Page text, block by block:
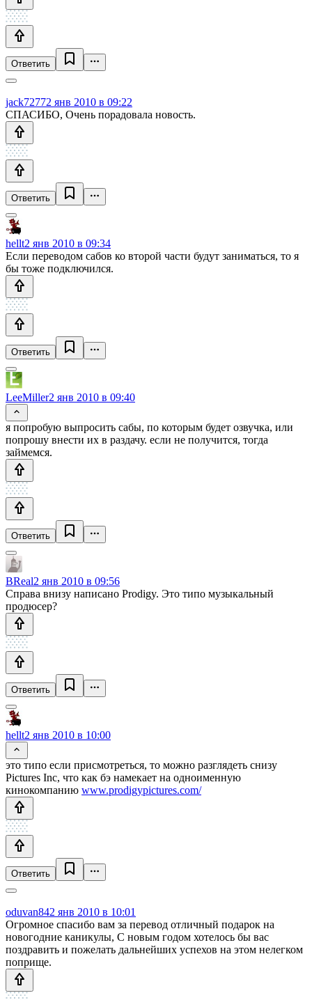
Ответить
jack72772 янв 2010 в 09:22
СПАСИБО, Очень порадовала новость.
Ответить
hellt2 янв 2010 в 09:34
Если переводом сабов ко второй части будут заниматься, то я
бы тоже подключился.
Ответить
LeeMiller2 янв 2010 в 09:40
я попробую выпросить сабы, по которым будет озвучка, или
попрошу внести их в раздачу. если не получится, тогда
займемся.
Ответить
BReal2 янв 2010 в 09:56
Справа внизу написано Prodigy. Это типо музыкальный
продюсер?
Ответить
hellt2 янв 2010 в 10:00
это типо если присмотреться, то можно разглядеть снизу
Pictures Inc, что как бэ намекает на одноименную
кинокомпанию www.prodigypictures.com/
Ответить
oduvan842 янв 2010 в 10:01
Огромное спасибо вам за перевод отличный подарок на
новогодние каникулы, С новым годом хотелось бы вас
поздравить и пожелать дальнейших успехов на этом нелегком
поприще.